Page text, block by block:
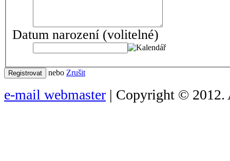
Datum narození (volitelné)
Registrovat nebo Zrušit
e-mail webmaster | Copyright © 2012.